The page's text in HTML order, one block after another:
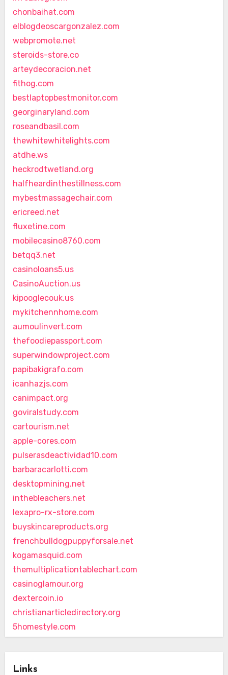
chonbaihat.com
elblogdeoscargonzalez.com
webpromote.net
steroids-store.co
arteydecoracion.net
fithog.com
bestlaptopbestmonitor.com
georginaryland.com
roseandbasil.com
thewhitewhitelights.com
atdhe.ws
heckrodtwetland.org
halfheardinthestillness.com
mybestmassagechair.com
ericreed.net
fluxetine.com
mobilecasino8760.com
betqq3.net
casinoloans5.us
CasinoAuction.us
kipooglecouk.us
mykitchennhome.com
aumoulinvert.com
thefoodiepassport.com
superwindowproject.com
papibakigrafo.com
icanhazjs.com
canimpact.org
goviralstudy.com
cartourism.net
apple-cores.com
pulserasdeactividad10.com
barbaracarlotti.com
desktopmining.net
inthebleachers.net
lexapro-rx-store.com
buyskincareproducts.org
frenchbulldogpuppyforsale.net
kogamasquid.com
themultiplicationtablechart.com
casinoglamour.org
dextercoin.io
christianarticledirectory.org
5homestyle.com
Links